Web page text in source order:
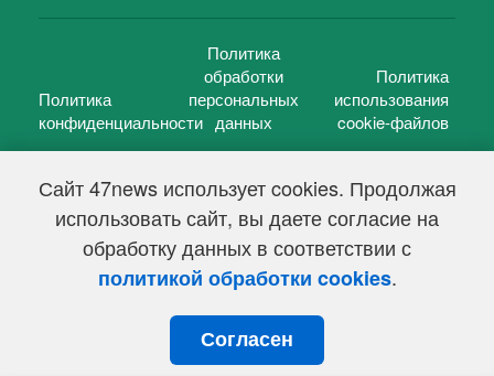
Сайт 47news использует cookies. Продолжая
использовать сайт, вы даете согласие на
обработку данных в соответствии с
политикой обработки cookies.
Согласен
Политика
конфиденциальности
Политика
обработки
персональных
данных
Политика
использования
cookie-файлов
47 новостей (47 news)2005 — 2026 г.
Свидетельство о регистрации СМИ Эл № ФС 77-39848, выдано
Федеральной службой по надзору в сфере связи,
информационных технологий и массовых коммуникаций